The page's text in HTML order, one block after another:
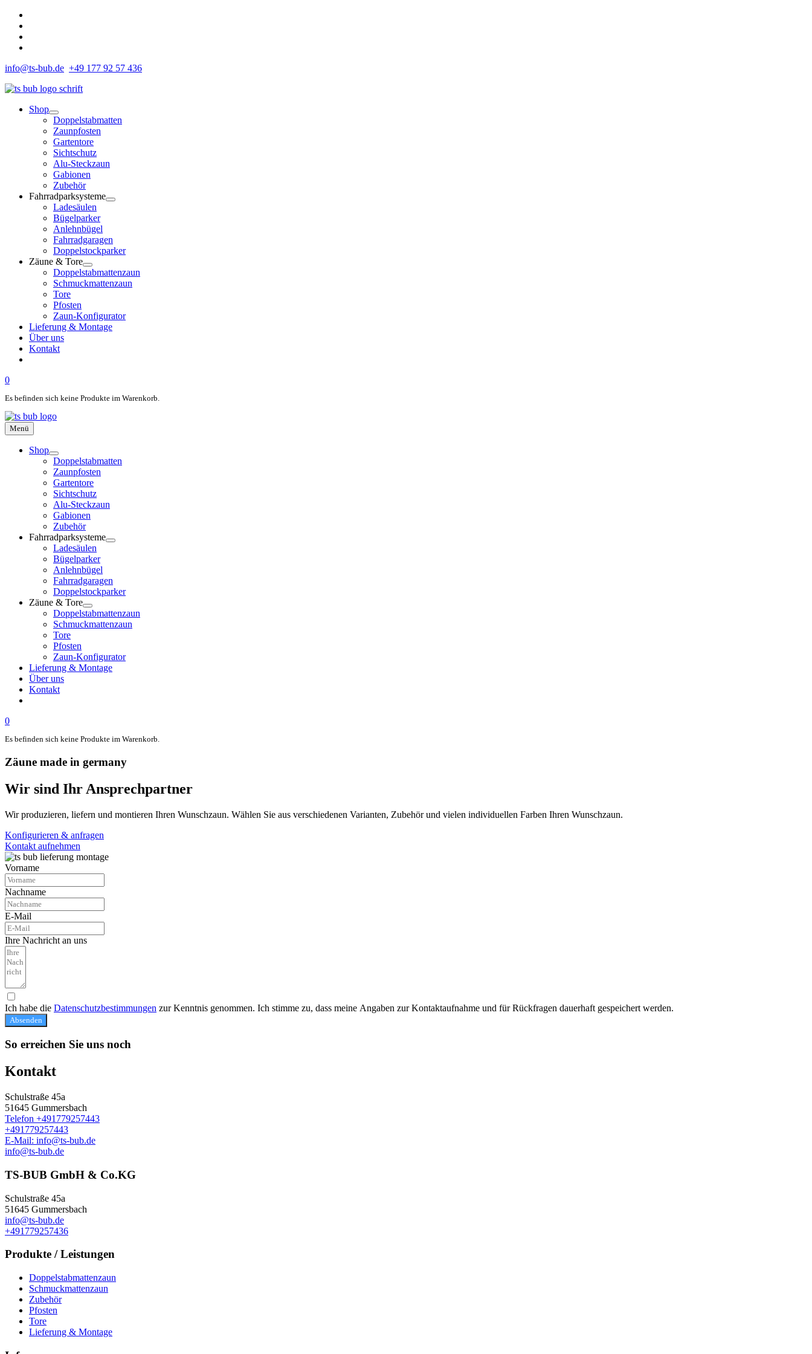
Zum
Inhalt
springen
info@ts-bub.de +49 177 92 57 436
Shop
Doppelstabmatten
Zaunpfosten
Gartentore
Sichtschutz
Alu-Steckzaun
Gabionen
Zubehör
Fahrradparksysteme
Ladesäulen
Bügelparker
Anlehnbügel
Fahrradgaragen
Doppelstockparker
Zäune & Tore
Doppelstabmattenzaun
Schmuckmattenzaun
Tore
Pfosten
Zaun-Konfigurator
Lieferung & Montage
Über uns
Kontakt
0
Es befinden sich keine Produkte im Warenkorb.
Menü
Shop
Doppelstabmatten
Zaunpfosten
Gartentore
Sichtschutz
Alu-Steckzaun
Gabionen
Zubehör
Fahrradparksysteme
Ladesäulen
Bügelparker
Anlehnbügel
Fahrradgaragen
Doppelstockparker
Zäune & Tore
Doppelstabmattenzaun
Schmuckmattenzaun
Tore
Pfosten
Zaun-Konfigurator
Lieferung & Montage
Über uns
Kontakt
0
Es befinden sich keine Produkte im Warenkorb.
Zäune made in germany
Wir sind Ihr Ansprechpartner
Wir produzieren, liefern und montieren Ihren Wunschzaun. Wählen Sie aus verschiedenen Varianten, Zubehör und vielen individuellen Farben Ihren Wunschzaun.
Konfigurieren & anfragen
Kontakt aufnehmen
Vorname
Nachname
E-Mail
Ihre Nachricht an uns
Ich habe die Datenschutzbestimmungen zur Kenntnis genommen. Ich stimme zu, dass meine Angaben zur Kontaktaufnahme und für Rückfragen dauerhaft gespeichert werden.
Absenden
So erreichen Sie uns noch
Kontakt
Schulstraße 45a
51645 Gummersbach
Telefon +491779257443
+491779257443
E-Mail: info@ts-bub.de
info@ts-bub.de
TS-BUB GmbH & Co.KG
Schulstraße 45a
51645 Gummersbach
info@ts-bub.de
+491779257436
Produkte / Leistungen
Doppelstabmattenzaun
Schmuckmattenzaun
Zubehör
Pfosten
Tore
Lieferung & Montage